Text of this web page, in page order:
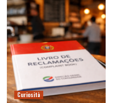
Curiosità